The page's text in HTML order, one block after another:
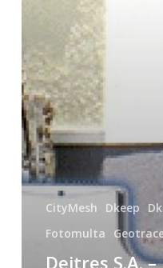
del
monitoreo
CityMesh Dkeep
Fotomulta
Deitres S.A. –